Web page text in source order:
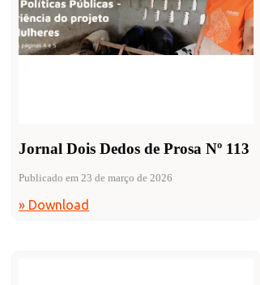
Jornal Dois Dedos de Prosa Nº 113
Publicado em 23 de março de 2026
» Download